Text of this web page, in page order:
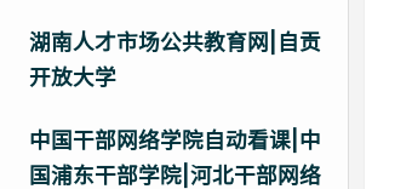
湖南人才市场公共教育网|自贡
开放大学
中国干部网络学院自动看课|中
国浦东干部学院|河北干部网络